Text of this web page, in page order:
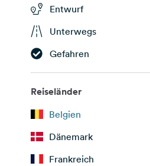
Entwurf
Unterwegs
Gefahren
Reiseländer
Belgien
Dänemark
Frankreich